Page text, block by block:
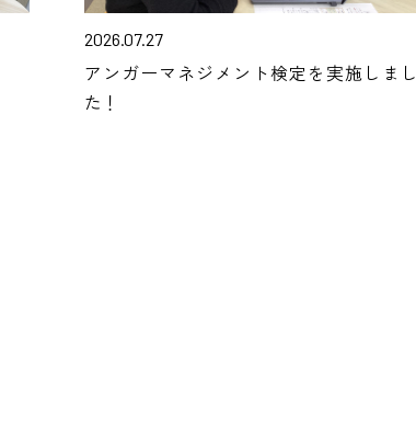
2026.07.27
アンガーマネジメント検定を実施しまし
た！